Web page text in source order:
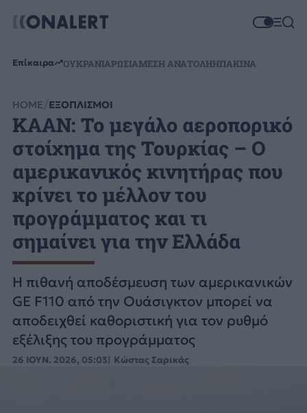
Επίκαιρα ΟΥΚΡΑΝΙΑΡΩΣΙΑΜΕΣΗ ΑΝΑΤΟΛΗΗΠΑΚΙΝΑ
HOME ΕΞΟΠΛΙΣΜΟΙ
KAAN: Το μεγάλο αεροπορικό
στοίχημα της Τουρκίας – Ο
αμερικανικός κινητήρας που
κρίνει το μέλλον του
προγράμματος και τι
σημαίνει για την Ελλάδα
Η πιθανή αποδέσμευση των αμερικανικών
GE F110 από την Ουάσιγκτον μπορεί να
αποδειχθεί καθοριστική για τον ρυθμό
εξέλιξης του προγράμματος
26 ΙΟΥΝ. 2026, 05:03 Κώστας Σαρικάς